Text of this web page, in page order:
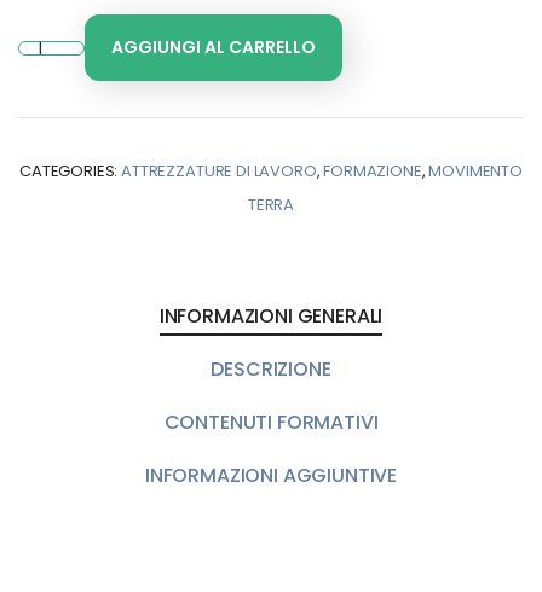
AGGIUNGI AL CARRELLO
CATEGORIES:ATTREZZATURE DI LAVORO,FORMAZIONE,MOVIMENTO
TERRA
INFORMAZIONI GENERALI
DESCRIZIONE
CONTENUTI FORMATIVI
INFORMAZIONI AGGIUNTIVE